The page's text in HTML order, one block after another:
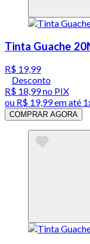
Tinta Guache
R$ 19,99
Desconto
R$ 18,99no PIX
ou R$ 19,99em até
COMPRAR AGORA